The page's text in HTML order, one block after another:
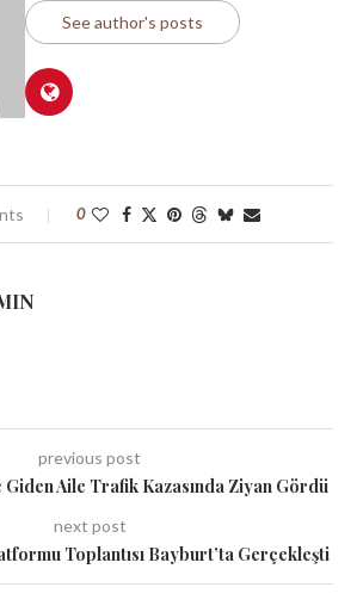
See author's posts
0
previous post
Giden Aile Trafik Kazasında Ziyan Gördü
next post
Toplantısı Bayburt’ta Gerçekleşti